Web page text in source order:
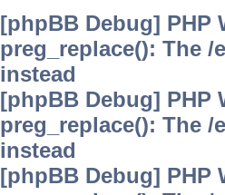
[phpBB Debug] PHP
preg_replace(): The
instead
[phpBB Debug] PHP
preg_replace(): The
instead
[phpBB Debug] PHP